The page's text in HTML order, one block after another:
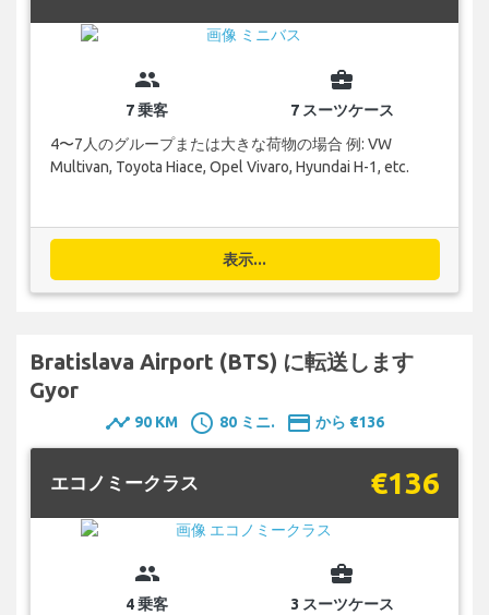
group
7 乗客
business_center
7 スーツケース
4〜7人のグループまたは大きな荷物の場合 例: VW
Multivan, Toyota Hiace, Opel Vivaro, Hyundai H-1, etc.
表示...
Bratislava Airport (BTS) に転送します
Gyor
timeline 90 KM schedule 80 ミニ. payment から €136
エコノミークラス €136
group
4 乗客
business_center
3 スーツケース